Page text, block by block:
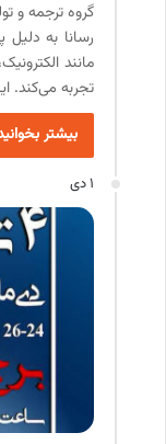
گروه ترجمه و
رسانا به
مانند
تجربه می‌کند.
بیشتر
1 دی